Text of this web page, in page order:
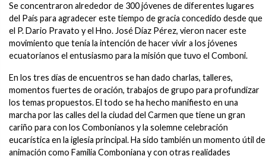
Se concentraron alrededor de 300 jóvenes de diferentes lugares
del País para agradecer este tiempo de gracia concedido desde que
el P. Dario Pravato y el Hno. José Díaz Pérez, vieron nacer este
movimiento que tenía la intención de hacer vivir a los jóvenes
ecuatorianos el entusiasmo para la misión que tuvo el Comboni.
En los tres días de encuentros se han dado charlas, talleres,
momentos fuertes de oración, trabajos de grupo para profundizar
los temas propuestos. El todo se ha hecho manifiesto en una
marcha por las calles del la ciudad del Carmen que tiene un gran
cariño para con los Combonianos y la solemne celebración
eucarística en la iglesia principal. Ha sido también un momento útil de
animación como Familia Comboniana y con otras realidades